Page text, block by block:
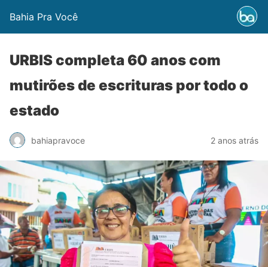
Bahia Pra Você
URBIS completa 60 anos com
mutirões de escrituras por todo o
estado
bahiapravoce 2 anos atrás